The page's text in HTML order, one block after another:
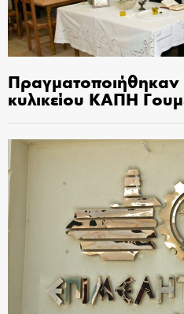
Πραγματοποιήθηκαν
κυλικείου ΚΑΠΗ